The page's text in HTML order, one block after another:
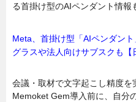
る首掛け型のAIペンダント情報
Meta、首掛け型「AIペンダン
グラスや法人向けサブスクも【
会議・取材で文字起こし精度を
Memoket Gem導入前に、自分